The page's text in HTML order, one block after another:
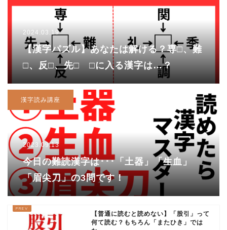
2024.03.19
【漢字パズル】あなたは解ける？専□、難
□、反□、先□ □に入る漢字は…？
漢字読み講座
2023.09.13
今日の難読漢字は･･･「土器」「生血」
「眉尖刀」の3問です！
【普通に読むと読めない】「股引」って
何て読む？もちろん「またひき」では